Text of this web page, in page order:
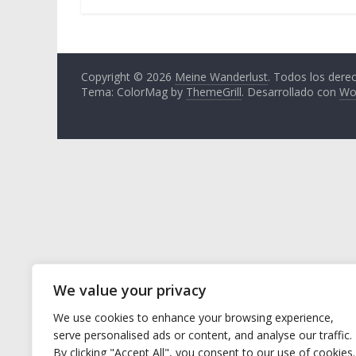
We value your privacy
We use cookies to enhance your browsing experience,
serve personalised ads or content, and analyse our traffic.
By clicking "Accept All", you consent to our use of cookies.
Copyright © 2026 Meine Wanderlust. Todos los
Tema: ColorMag by ThemeGrill. Desarrollado con